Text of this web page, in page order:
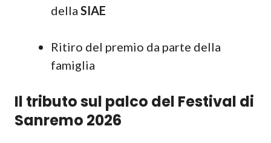
della SIAE
Ritiro del premio da parte della
famiglia
Il tributo sul palco del Festival di
Sanremo 2026